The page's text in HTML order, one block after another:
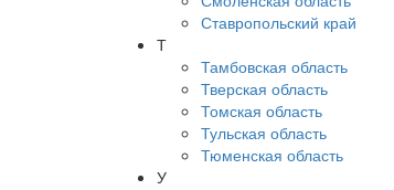
Ставропольский край
Т
Тамбовская область
Тверская область
Томская область
Тульская область
Тюменская область
У